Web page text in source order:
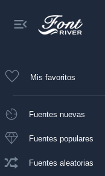
Mis favoritos
Fuentes nuevas
Fuentes populares
Fuentes aleatorias